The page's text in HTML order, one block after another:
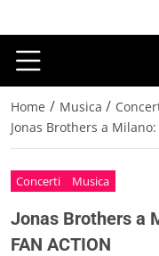
Home / Musica /
Jonas Brothers a Milano:
Concerti Musica
Jonas Brothers a
FAN ACTION